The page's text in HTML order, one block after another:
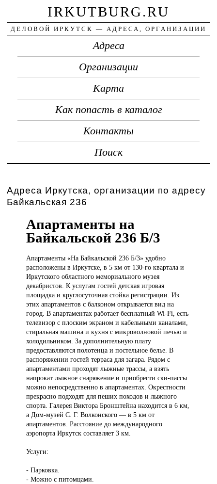
IRKUTBURG.RU
ДЕЛОВОЙ ИРКУТСК — АДРЕСА, ОРГАНИЗАЦИИ
Адреса
Организации
Карта
Как попасть в каталог
Контакты
Поиск
Адреса Иркутска, организации по адресу
Байкальская 236
Апартаменты на
Байкальской 236 Б/3
Апартаменты «НаБайкальской 236 Б/3» удобно
расположены в Иркутске, в 5 км от 130-го квартала и
Иркутского областного мемориального музея
декабристов. К услугам гостей детская игровая
площадка и круглосуточная стойка регистрации. Из
этих апартаментов с балконом открывается вид на
город. В апартаментах работает бесплатный Wi-Fi, есть
телевизор с плоским экраном и кабельными каналами,
стиральная машина и кухня с микроволновой печью и
холодильником. За дополнительную плату
предоставляются полотенца и постельное белье. В
распоряжении гостей терраса для загара. Рядом с
апартаментами проходят лыжные трассы, а взять
напрокат лыжное снаряжение и приобрести ски-пассы
можно непосредственно в апартаментах. Окрестности
прекрасно подходят для пеших походов и лыжного
спорта. Галерея Виктора Бронштейна находится в 6 км,
а Дом-музей С. Г. Волконского — в 5 км от
апартаментов. Расстояние до международного
аэропорта Иркутск составляет 3 км.
Услуги:
- Парковка.
- Можно с питомцами.